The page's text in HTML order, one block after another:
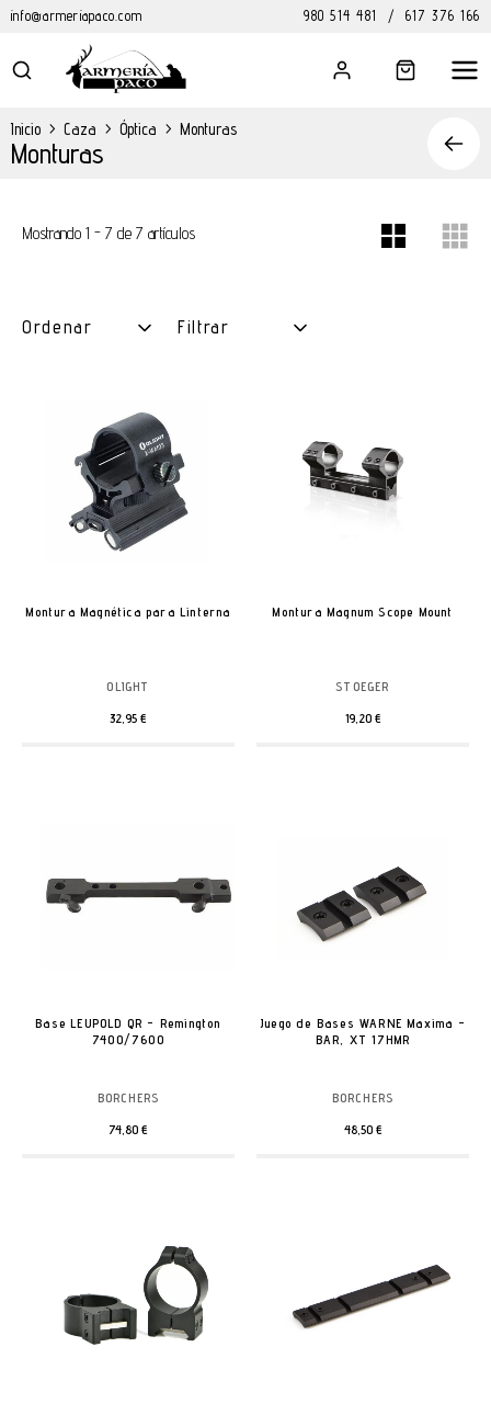
info@armeriapaco.com 980 514 481 / 617 376 166
Inicio > Caza > Óptica > Monturas
Monturas
Mostrando 1 - 7 de 7 artículos
Ordenar Filtrar
Montura Magnética para Linterna
OLIGHT
32,95 €
Montura Magnum Scope Mount
STOEGER
19,20 €
Base LEUPOLD QR - Remington
7400/7600
BORCHERS
74,80 €
Juego de Bases WARNE Maxima -
BAR, XT 17HMR
BORCHERS
48,50 €